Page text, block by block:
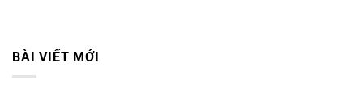
BÀI VIẾT MỚI